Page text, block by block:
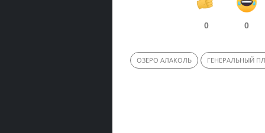
0 0
ОЗЕРО АЛАКОЛЬ ГЕНЕРАЛЬНЫЙ